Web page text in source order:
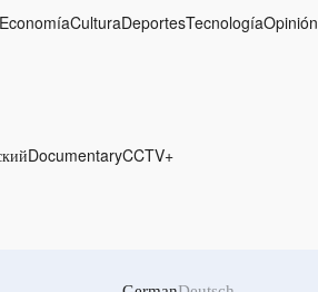
EconomíaCulturaDeportesTecnologíaOpinión
DocumentaryCCTV+